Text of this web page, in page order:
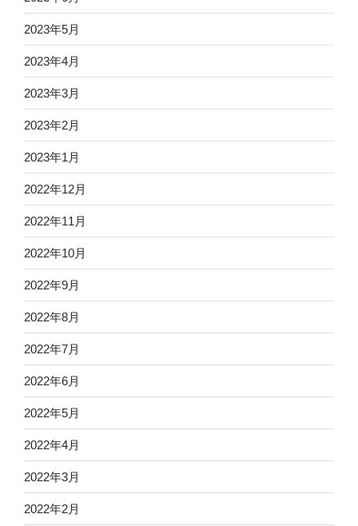
2023年5月
2023年4月
2023年3月
2023年2月
2023年1月
2022年12月
2022年11月
2022年10月
2022年9月
2022年8月
2022年7月
2022年6月
2022年5月
2022年4月
2022年3月
2022年2月